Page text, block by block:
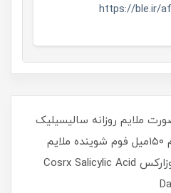
https://ble.ir/
ملایم روزانه سالیسیلیک
اسید کوزارکس Cosrx حجم ۱۵۰میل فوم شوینده ملایم
روزانه سالیسیلیک اسید کوزارکس Cosrx Salicylic Acid